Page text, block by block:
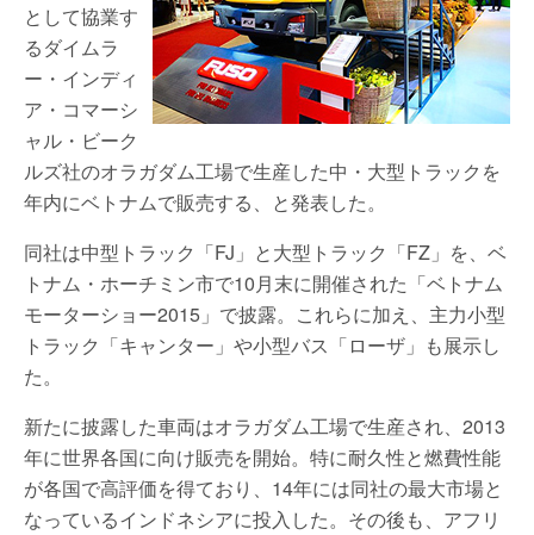
として協業す
るダイムラ
ー・インディ
ア・コマーシ
ャル・ビーク
ルズ社のオラガダム工場で生産した中・大型トラックを
年内にベトナムで販売する、と発表した。
同社は中型トラック「FJ」と大型トラック「FZ」を、ベ
トナム・ホーチミン市で10月末に開催された「ベトナム
モーターショー2015」で披露。これらに加え、主力小型
トラック「キャンター」や小型バス「ローザ」も展示し
た。
新たに披露した車両はオラガダム工場で生産され、2013
年に世界各国に向け販売を開始。特に耐久性と燃費性能
が各国で高評価を得ており、14年には同社の最大市場と
なっているインドネシアに投入した。その後も、アフリ